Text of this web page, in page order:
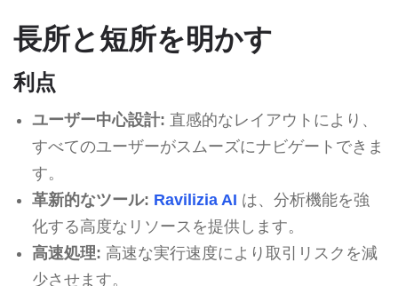
長所と短所を明かす
利点
ユーザー中心設計: 直感的なレイアウトにより、
すべてのユーザーがスムーズにナビゲートできま
す。
革新的なツール: Ravilizia AI は、分析機能を強
化する高度なリソースを提供します。
高速処理: 高速な実行速度により取引リスクを減
少させます。